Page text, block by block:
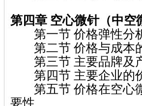
第四章 空心微针（中空
第一节 价格弹性分
第二节 价格与成本
第三节 主要品牌及
第四节 主要企业的
第五节 价格在空心
要性